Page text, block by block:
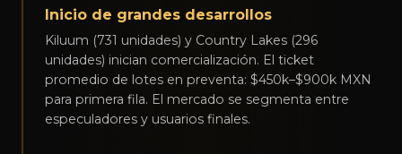
Inicio de grandes desarrollos
Kiluum (731 unidades) y Country Lakes (296
unidades) inician comercialización. El ticket
promedio de lotes en preventa: $450k–$900k MXN
para primera fila. El mercado se segmenta entre
especuladores y usuarios finales.